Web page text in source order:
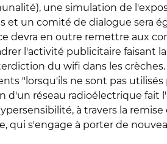
une simulation de
un comité de dialogue sera
devra en outre remettre aux
l'activité publicitaire faisant
du wifi dans les crèches.
"lorsqu'ils ne sont pas
d'un réseau radioélectrique fait
à travers la
qui s'engage à porter de